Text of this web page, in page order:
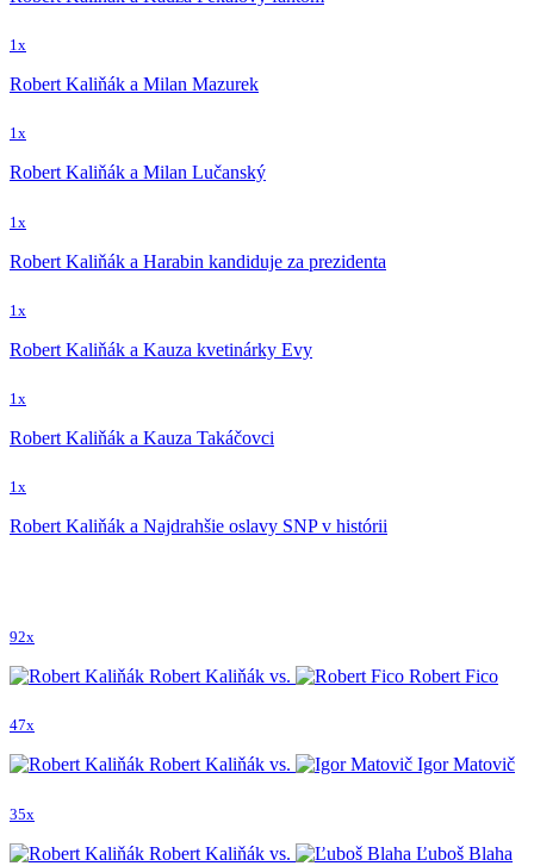
1x
Robert Kaliňák a Milan Mazurek
1x
Robert Kaliňák a Milan Lučanský
1x
Robert Kaliňák a Harabin kandiduje za prezidenta
1x
Robert Kaliňák a Kauza kvetinárky Evy
1x
Robert Kaliňák a Kauza Takáčovci
1x
Robert Kaliňák a Najdrahšie oslavy SNP v histórii
92x
Robert Kaliňák vs. Robert Fico
47x
Robert Kaliňák vs. Igor Matovič
35x
Robert Kaliňák vs. Ľuboš Blaha